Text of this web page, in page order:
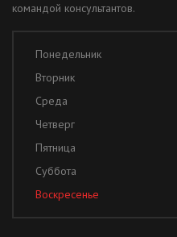
командой консультантов.
Понедельник
Вторник
Среда
Четверг
Пятница
Суббота
Воскресенье